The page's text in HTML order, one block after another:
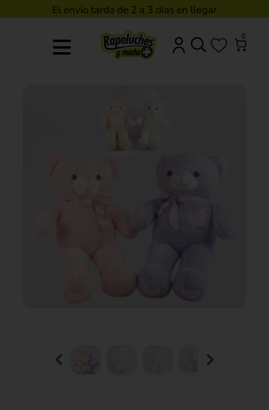
El envío tarda de 2 a 3 días en llegar
0